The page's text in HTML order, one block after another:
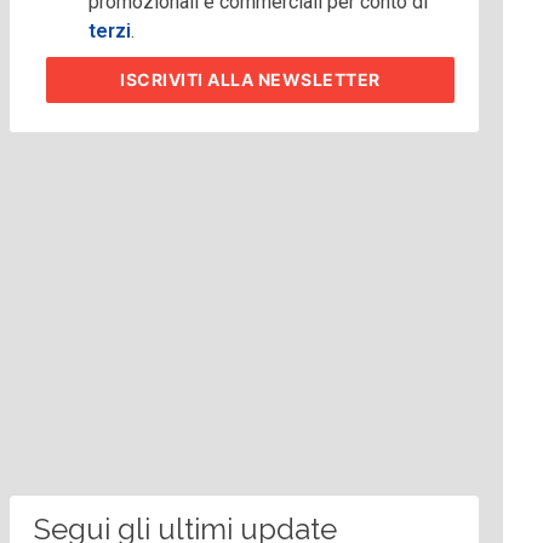
terzi.
ISCRIVITIALLA NEWSLETTER
Segui gli ultimi update